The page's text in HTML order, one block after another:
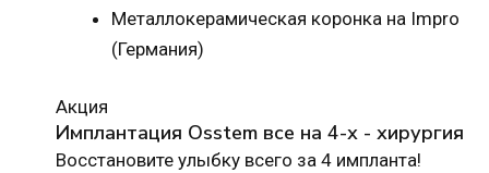
Металлокерамическая коронка на Impro
(Германия)
Акция
Имплантация Osstem все на 4-х - хирургия
Восстановите улыбку всего за 4 импланта!